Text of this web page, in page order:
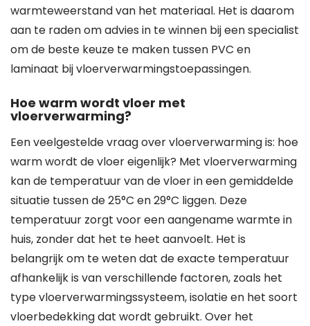
warmteweerstand van het materiaal. Het is daarom
aan te raden om advies in te winnen bij een specialist
om de beste keuze te maken tussen PVC en
laminaat bij vloerverwarmingstoepassingen.
Hoe warm wordt vloer met
vloerverwarming?
Een veelgestelde vraag over vloerverwarming is: hoe
warm wordt de vloer eigenlijk? Met vloerverwarming
kan de temperatuur van de vloer in een gemiddelde
situatie tussen de 25°C en 29°C liggen. Deze
temperatuur zorgt voor een aangename warmte in
huis, zonder dat het te heet aanvoelt. Het is
belangrijk om te weten dat de exacte temperatuur
afhankelijk is van verschillende factoren, zoals het
type vloerverwarmingssysteem, isolatie en het soort
vloerbedekking dat wordt gebruikt. Over het